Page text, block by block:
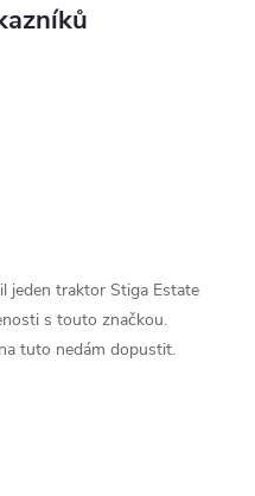
jeden traktor Stiga Estate
s touto značkou.
tuto nedám dopustit.